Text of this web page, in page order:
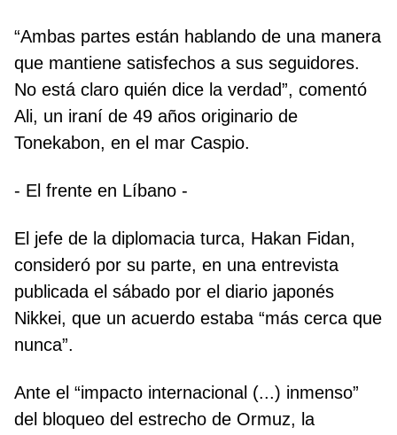
“Ambas partes están hablando de una manera
que mantiene satisfechos a sus seguidores.
No está claro quién dice la verdad”, comentó
Ali, un iraní de 49 años originario de
Tonekabon, en el mar Caspio.
- El frente en Líbano -
El jefe de la diplomacia turca, Hakan Fidan,
consideró por su parte, en una entrevista
publicada el sábado por el diario japonés
Nikkei, que un acuerdo estaba “más cerca que
nunca”.
Ante el “impacto internacional (...) inmenso”
del bloqueo del estrecho de Ormuz, la